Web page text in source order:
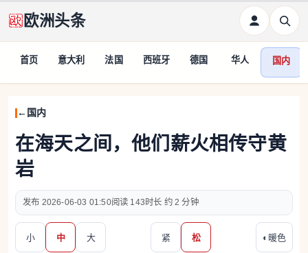
欧洲头条
首页 意大利 法国 西班牙 德国 华人 国内
国内
在海天之间，他们薪火相传守黄
岩
2026-06-03 01:50 143 约 2 分钟
小 中 大 紧 松 ◐ 暖色